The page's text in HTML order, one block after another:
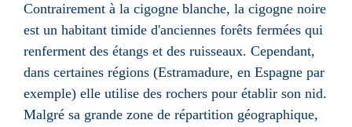
Contrairement à la cigogne blanche, la cigogne noire
est un habitant timide d'anciennes forêts fermées qui
renferment des étangs et des ruisseaux. Cependant,
dans certaines régions (Estramadure, en Espagne par
exemple) elle utilise des rochers pour établir son nid.
Malgré sa grande zone de répartition géographique,